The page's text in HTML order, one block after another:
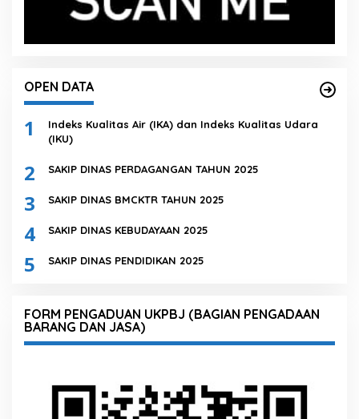
OPEN DATA
1
Indeks Kualitas Air (IKA) dan Indeks Kualitas Udara
(IKU)
2 SAKIP DINAS PERDAGANGAN TAHUN 2025
3 SAKIP DINAS BMCKTR TAHUN 2025
4 SAKIP DINAS KEBUDAYAAN 2025
5 SAKIP DINAS PENDIDIKAN 2025
FORM PENGADUAN UKPBJ (BAGIAN PENGADAAN
BARANG DAN JASA)